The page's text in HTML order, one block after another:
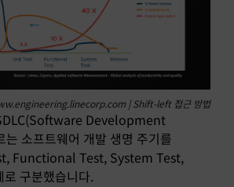
| Shift-left 접근 방법
Development
소프트웨어 개발 생명 주기를
Functional Test, System Test,
구분했습니다.